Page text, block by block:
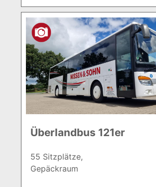
Überlandbus 121er
55 Sitzplätze,
Gepäckraum